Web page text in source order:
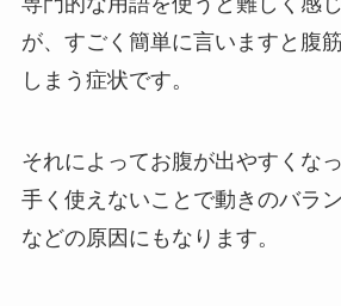
が、 すごく簡単に言いますと腹
しまう症状です。
それによってお腹が出やすくな
手く使えないことで動きのバラ
などの原因にもなります。